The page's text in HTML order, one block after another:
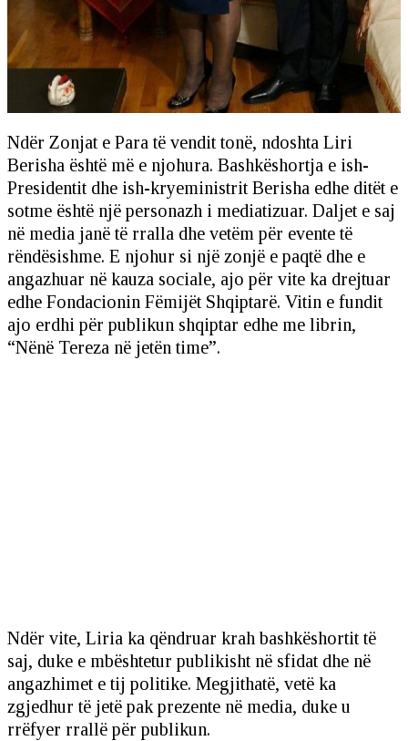
Ndër Zonjat e Para të vendit tonë, ndoshta Liri
Berisha është më e njohura. Bashkëshortja e ish-
Presidentit dhe ish-kryeministrit Berisha edhe ditët e
sotme është një personazh i mediatizuar. Daljet e saj
në media janë të rralla dhe vetëm për evente të
rëndësishme. E njohur si një zonjë e paqtë dhe e
angazhuar në kauza sociale, ajo për vite ka drejtuar
edhe Fondacionin Fëmijët Shqiptarë. Vitin e fundit
ajo erdhi për publikun shqiptar edhe me librin,
“Nënë Tereza në jetën time”.
Ndër vite, Liria ka qëndruar krah bashkëshortit të
saj, duke e mbështetur publikisht në sfidat dhe në
angazhimet e tij politike. Megjithatë, vetë ka
zgjedhur të jetë pak prezente në media, duke u
rrëfyer rrallë për publikun.